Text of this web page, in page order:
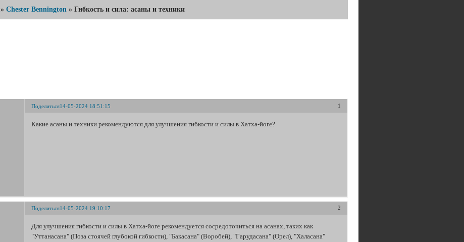
»Chester Bennington »Гибкость и сила: асаны и техники
Поделиться 1
14-05-2024 18:51:15
Какие асаны и техники рекомендуются для улучшения гибкости и силы в Хатха-йоге?
Поделиться 2
14-05-2024 19:10:17
Для улучшения гибкости и силы в Хатха-йоге рекомендуется сосредоточиться на асанах, таких как
"Уттанасана" (Поза стоячей глубокой гибкости), "Бакасана" (Воробей), "Гарудасана" (Орел), "Халасана"